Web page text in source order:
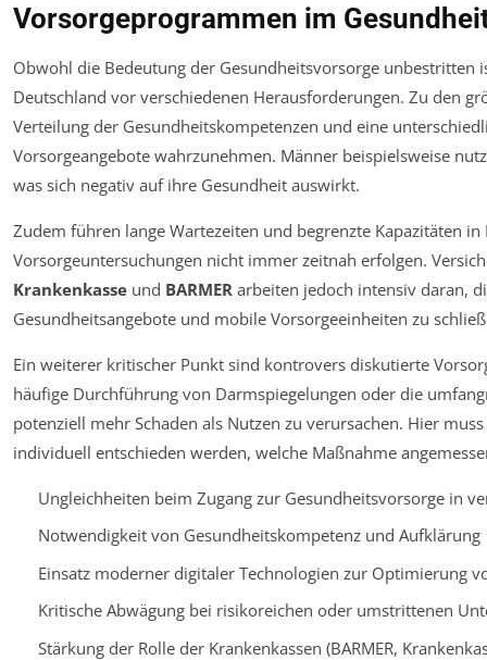
Vorsorgeprogrammen im
Obwohl die Bedeutung der Gesundheitsvorsorge unbestritten
Deutschland vor verschiedenen Herausforderungen. Zu den
Verteilung der Gesundheitskompetenzen und eine
Vorsorgeangebote wahrzunehmen. Männer beispielsweise
was sich negativ auf ihre Gesundheit auswirkt.
Zudem führen lange Wartezeiten und begrenzte Kapazitäten
Vorsorgeuntersuchungen nicht immer zeitnah erfolgen.
Krankenkasse und BARMER arbeiten jedoch intensiv daran,
Gesundheitsangebote und mobile Vorsorgeeinheiten zu
Ein weiterer kritischer Punkt sind kontrovers diskutierte
häufige Durchführung von Darmspiegelungen oder die
potenziell mehr Schaden als Nutzen zu verursachen. Hier
individuell entschieden werden, welche Maßnahme
Ungleichheiten beim Zugang zur Gesundheitsvorsorge in
Notwendigkeit von Gesundheitskompetenz und Aufklärung
Einsatz moderner digitaler Technologien zur Optimierung
Kritische Abwägung bei risikoreichen oder umstrittenen
Stärkung der Rolle der Krankenkassen (BARMER,